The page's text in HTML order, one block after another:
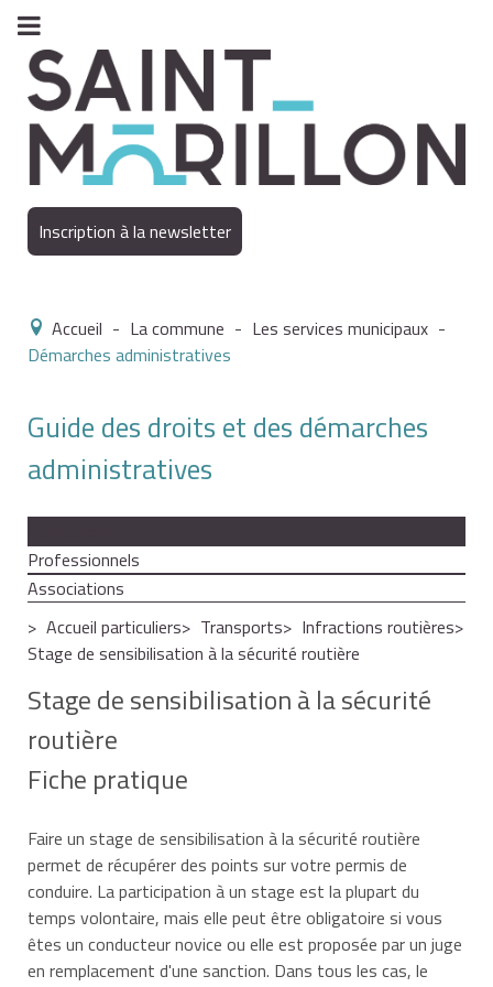
Inscription à la newsletter
Accueil - La commune - Les services municipaux -
Démarches administratives
Guide des droits et des démarches
administratives
Professionnels
Associations
Accueil particuliers
Transports
Infractions routières
Stage de sensibilisation à la sécurité routière
Stage de sensibilisation à la sécurité
routière
Fiche pratique
Faire un stage de sensibilisation à la sécurité routière
permet de récupérer des points sur votre permis de
conduire. La participation à un stage est la plupart du
temps volontaire, mais elle peut être obligatoire si vous
êtes un conducteur novice ou elle est proposée par un juge
en remplacement d'une sanction. Dans tous les cas, le